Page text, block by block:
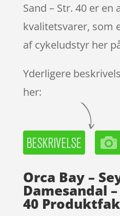
Sand – Str. 40 er en
kvalitetsvarer, som
af cykeludstyr her
Yderligere
her:
Orca Bay –
Damesandal
40